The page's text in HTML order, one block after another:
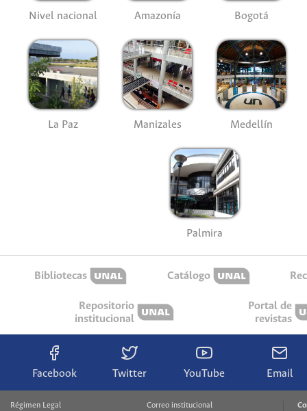
Nivel nacional Amazonía Bogotá
La Paz Manizales Medellín
Palmira
Bibliotecas Catálogo
Repositorio
institucional
Portal de
revistas
Facebook Twitter YouTube Email
Régimen Legal
Correo institucional